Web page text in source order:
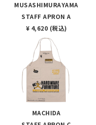
MUSASHIMURAYAMA
STAFF APRON A
¥ 4,620 (税込)
MACHIDA